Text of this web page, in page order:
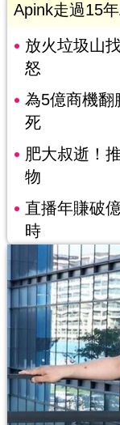
Apink走過15
放火垃圾山
怒
為5億商機
死
肥大叔逝！
物
直播年賺破
時